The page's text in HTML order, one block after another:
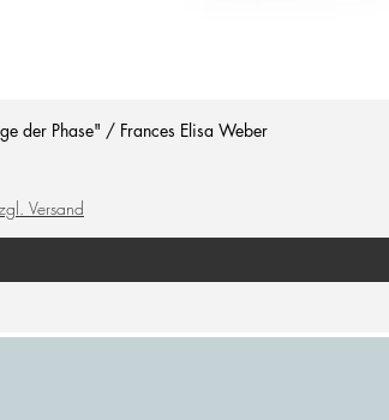
der Phase" / Frances Elisa Weber
Versand